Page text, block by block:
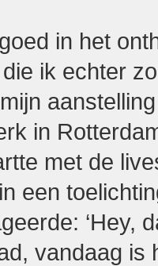
in het
ik echter
in
met de
een
‘Hey,
vandaag is